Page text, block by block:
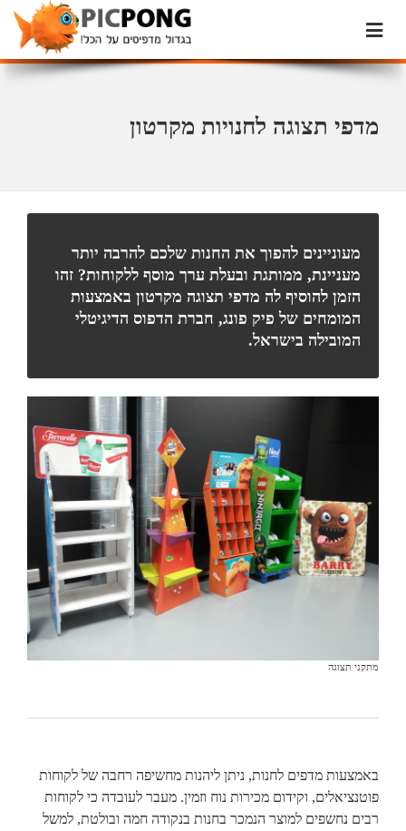
מדפי תצוגה לחנויות מקרטון
מעוניינים להפוך את החנות שלכם להרבה יותר
מעניינת, ממותגת ובעלת ערך מוסף ללקוחות? זהו
הזמן להוסיף לה מדפי תצוגה מקרטון באמצעות
המומחים של פיק פונג, חברת הדפוס הדיגיטלי
המובילה בישראל.
מתקני תצוגה
באמצעות מדפים לחנות, ניתן ליהנות מחשיפה רחבה של לקוחות
פוטנציאלים, וקידום מכירות נוח וזמין. מעבר לעובדה כי לקוחות
רבים נחשפים למוצר הנמכר בחנות בנקודה חמה ובולטת, למשל